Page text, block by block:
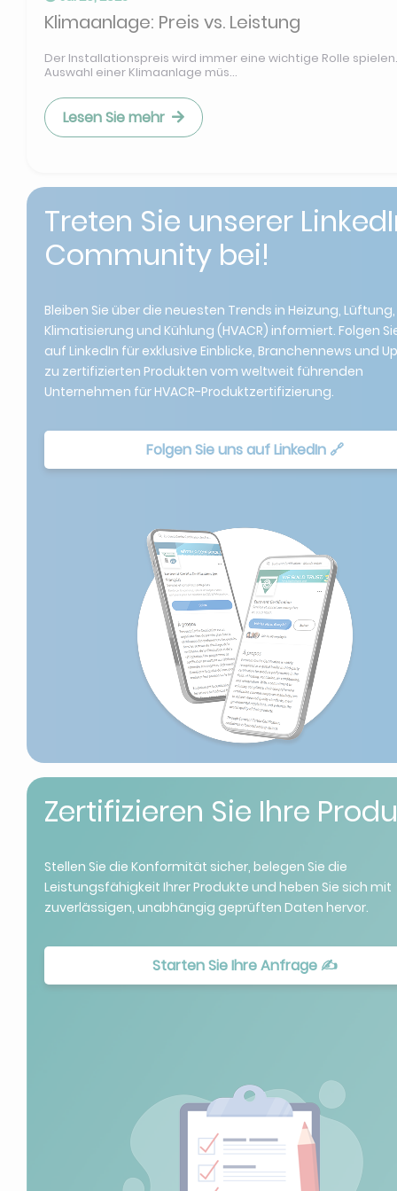
Klimaanlage: Preis vs. Leistung
Der Installationspreis wird immer eine wichtige Rolle
Auswahl einer Klimaanlage müs...
Lesen Sie mehr
Treten Sie unserer
Community bei!
Bleiben Sie über die neuesten Trends in Heizung, Lüftung,
Klimatisierung und Kühlung (HVACR) informiert. Folgen
auf LinkedIn für exklusive Einblicke, Branchennews und
zu zertifizierten Produkten vom weltweit führenden
Unternehmen für HVACR-Produktzertifizierung.
Folgen Sie uns auf LinkedIn 🔗
Zertifizieren Sie Ihre
Stellen Sie die Konformität sicher, belegen Sie die
Leistungsfähigkeit Ihrer Produkte und heben Sie sich mit
zuverlässigen, unabhängig geprüften Daten hervor.
Starten Sie Ihre Anfrage ✍